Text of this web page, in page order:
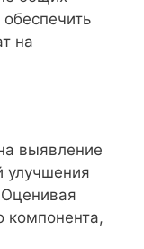
на
выявление
улучшения
компонента,